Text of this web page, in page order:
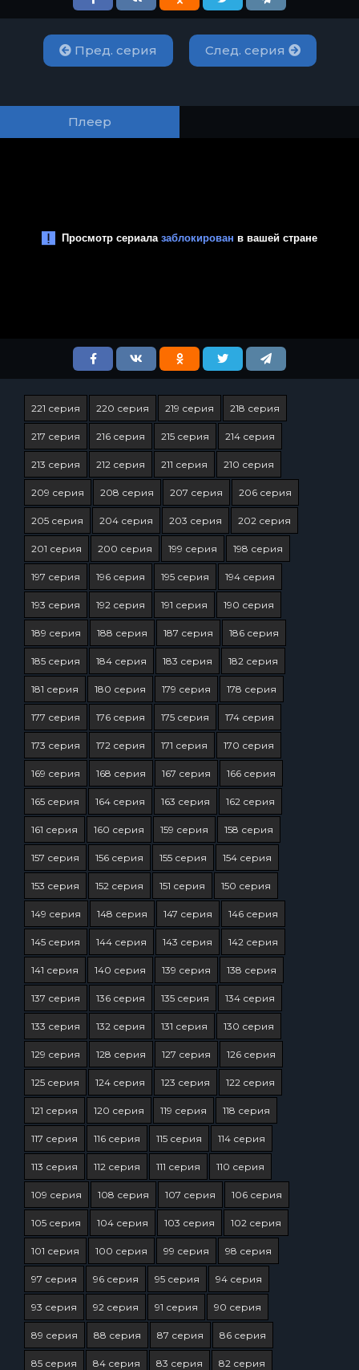
Пред. серия След. серия
Плеер
221 серия 220 серия 219 серия 218 серия
217 серия 216 серия 215 серия 214 серия
213 серия 212 серия 211 серия 210 серия
209 серия 208 серия 207 серия 206 серия
205 серия 204 серия 203 серия 202 серия
201 серия 200 серия 199 серия 198 серия
197 серия 196 серия 195 серия 194 серия
193 серия 192 серия 191 серия 190 серия
189 серия 188 серия 187 серия 186 серия
185 серия 184 серия 183 серия 182 серия
181 серия 180 серия 179 серия 178 серия
177 серия 176 серия 175 серия 174 серия
173 серия 172 серия 171 серия 170 серия
169 серия 168 серия 167 серия 166 серия
165 серия 164 серия 163 серия 162 серия
161 серия 160 серия 159 серия 158 серия
157 серия 156 серия 155 серия 154 серия
153 серия 152 серия 151 серия 150 серия
149 серия 148 серия 147 серия 146 серия
145 серия 144 серия 143 серия 142 серия
141 серия 140 серия 139 серия 138 серия
137 серия 136 серия 135 серия 134 серия
133 серия 132 серия 131 серия 130 серия
129 серия 128 серия 127 серия 126 серия
125 серия 124 серия 123 серия 122 серия
121 серия 120 серия 119 серия 118 серия
117 серия 116 серия 115 серия 114 серия
113 серия 112 серия 111 серия 110 серия
109 серия 108 серия 107 серия 106 серия
105 серия 104 серия 103 серия 102 серия
101 серия 100 серия 99 серия 98 серия
97 серия 96 серия 95 серия 94 серия
93 серия 92 серия 91 серия 90 серия
89 серия 88 серия 87 серия 86 серия
85 серия 84 серия 83 серия 82 серия